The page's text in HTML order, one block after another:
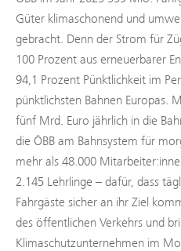
Güter klimaschonend und
gebracht. Denn der Strom für
100 Prozent aus erneuerbarer
94,1 Prozent Pünktlichkeit im
pünktlichsten Bahnen Europas.
fünf Mrd. Euro jährlich in die
die ÖBB am Bahnsystem für
mehr als 48.000
2.145 Lehrlinge – dafür, dass
Fahrgäste sicher an ihr Ziel
des öffentlichen Verkehrs und
Klimaschutzunternehmen im